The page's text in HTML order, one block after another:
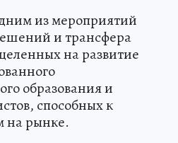
из мероприятий
и трансфера
на развитие
образования и
способных к
на рынке.